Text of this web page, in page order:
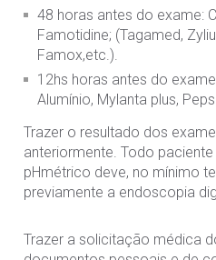
48 horas antes do exame:
Famotidine; (Tagamed,
Famox,etc.).
12hs horas antes do
Alumínio, Mylanta plus,
Trazer o resultado dos
anteriormente. Todo
pHmétrico deve, no mínimo
previamente a endoscopia
Trazer a solicitação médica